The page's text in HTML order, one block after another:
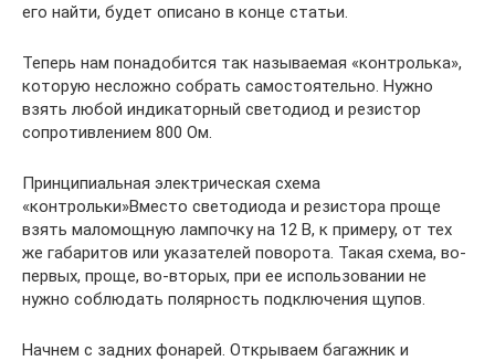
его найти, будет описано в конце статьи.
Теперь нам понадобится так называемая «контролька»,
которую несложно собрать самостоятельно. Нужно
взять любой индикаторный светодиод и резистор
сопротивлением 800 Ом.
Принципиальная электрическая схема
«контрольки»Вместо светодиода и резистора проще
взять маломощную лампочку на 12 В, к примеру, от тех
же габаритов или указателей поворота. Такая схема, во-
первых, проще, во-вторых, при ее использовании не
нужно соблюдать полярность подключения щупов.
Начнем с задних фонарей. Открываем багажник и